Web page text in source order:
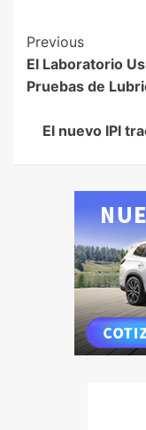
Previous
El Laboratorio
Pruebas de
El nuevo IPI